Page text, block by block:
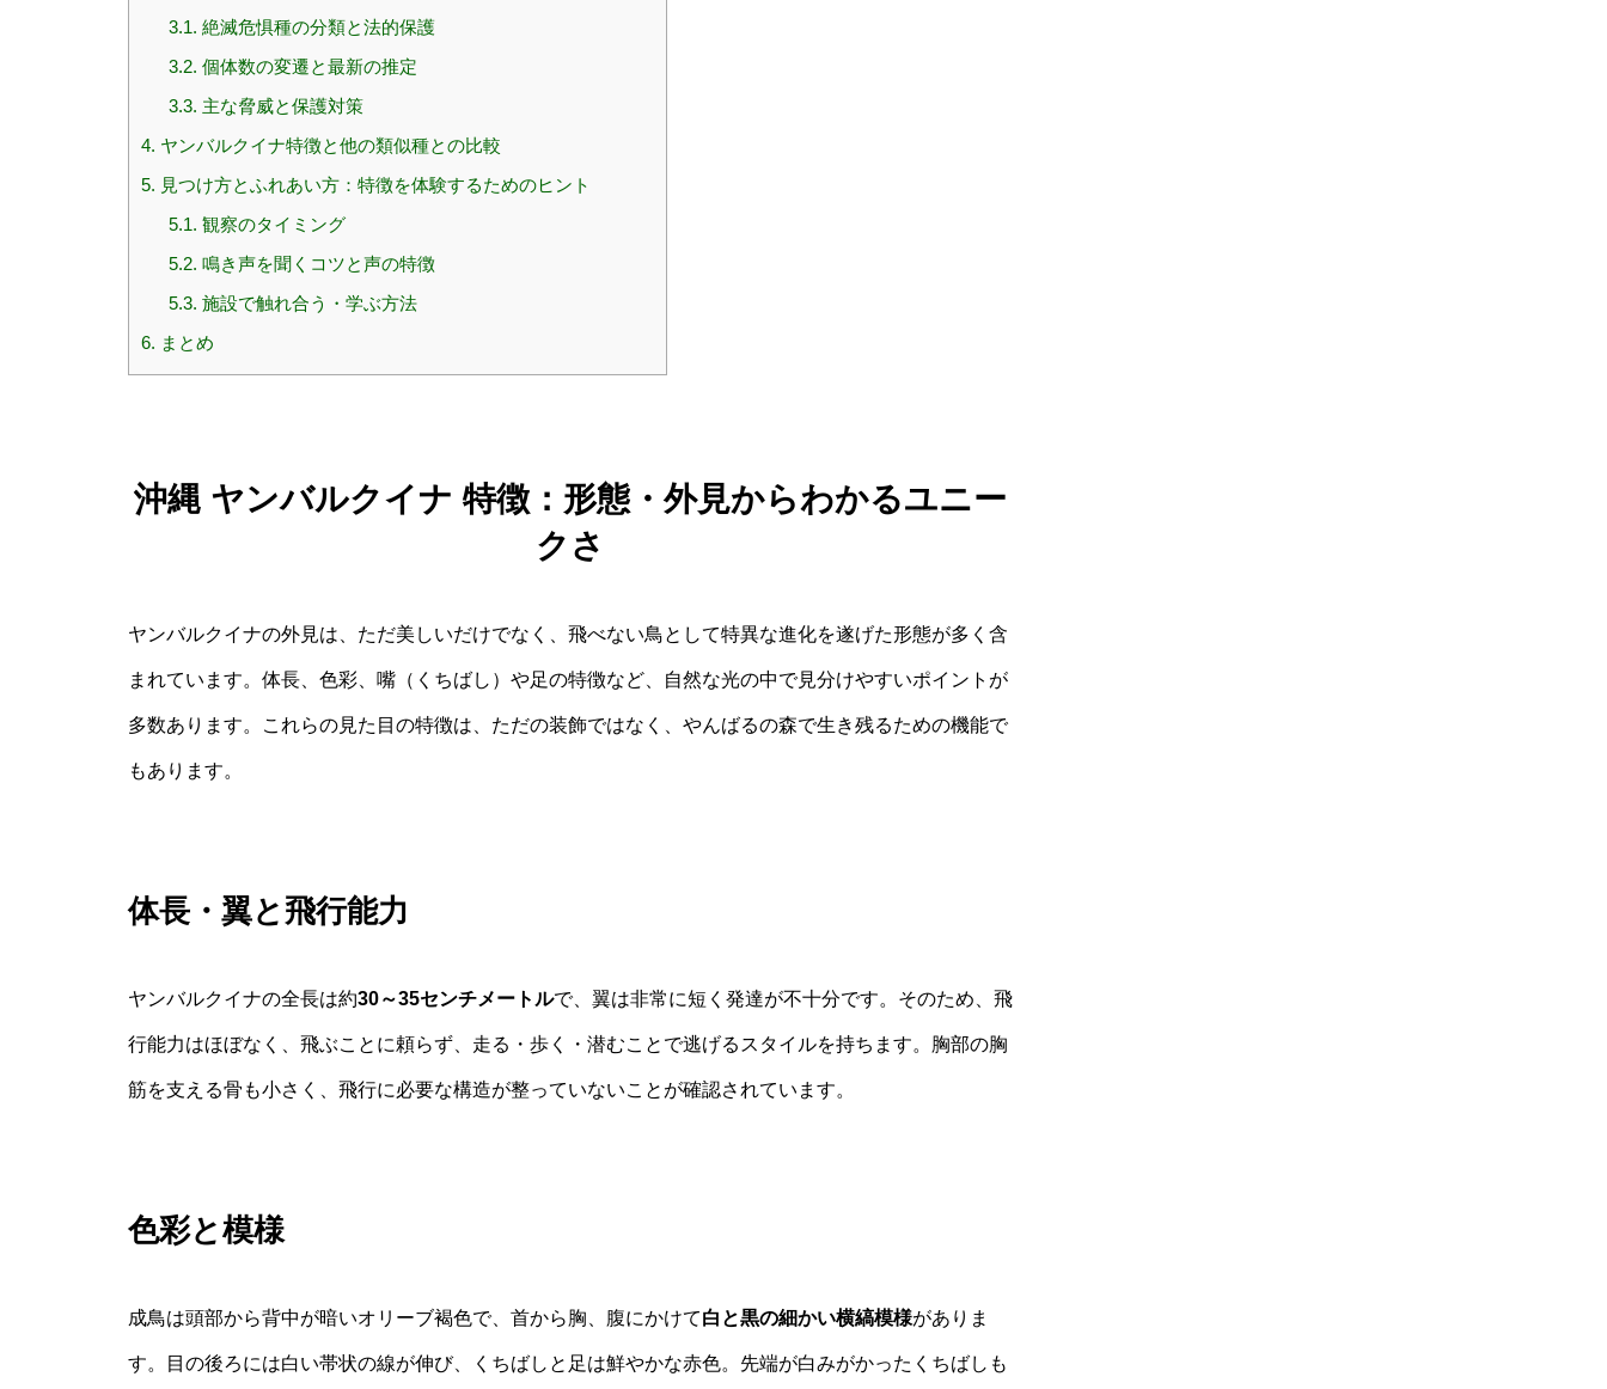
3.1. 絶滅危惧種の分類と法的保護
3.2. 個体数の変遷と最新の推定
3.3. 主な脅威と保護対策
4. ヤンバルクイナ特徴と他の類似種との比較
5. 見つけ方とふれあい方：特徴を体験するためのヒント
5.1. 観察のタイミング
5.2. 鳴き声を聞くコツと声の特徴
5.3. 施設で触れ合う・学ぶ方法
6. まとめ
沖縄 ヤンバルクイナ 特徴：形態・外見からわかるユニー
クさ
ヤンバルクイナの外見は、ただ美しいだけでなく、飛べない鳥として特異な進化を遂げた形態が多く含
まれています。体長、色彩、嘴（くちばし）や足の特徴など、自然な光の中で見分けやすいポイントが
多数あります。これらの見た目の特徴は、ただの装飾ではなく、やんばるの森で生き残るための機能で
もあります。
体長・翼と飛行能力
ヤンバルクイナの全長は約30～35センチメートルで、翼は非常に短く発達が不十分です。そのため、飛
行能力はほぼなく、飛ぶことに頼らず、走る・歩く・潜むことで逃げるスタイルを持ちます。胸部の胸
筋を支える骨も小さく、飛行に必要な構造が整っていないことが確認されています。
色彩と模様
成鳥は頭部から背中が暗いオリーブ褐色で、首から胸、腹にかけて白と黒の細かい横縞模様がありま
す。目の後ろには白い帯状の線が伸び、くちばしと足は鮮やかな赤色。先端が白みがかったくちばしも